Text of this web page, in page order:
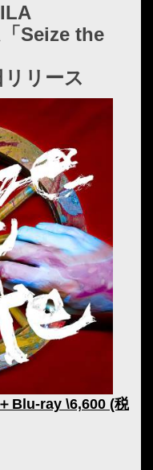
Seize the
リリース
Blu-ray \6,600 (税